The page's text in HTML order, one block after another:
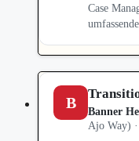
Case
B
Banner
Ajo Way)